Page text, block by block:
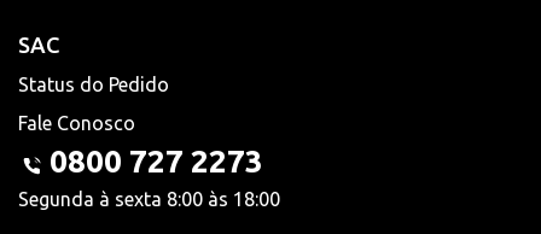
SAC
Status do Pedido
Fale Conosco
0800 727 2273
Segunda à sexta 8:00 às 18:00